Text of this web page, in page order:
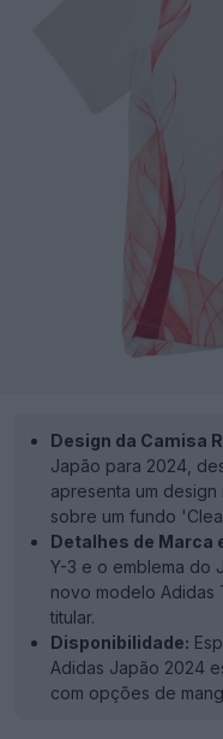
Design da Camisa
Japão para 2024,
apresenta um design
sobre um fundo
Detalhes de Marca
Y-3 e o emblema do
novo modelo Adidas
titular.
Disponibilidade:
Adidas Japão 2024
com opções de